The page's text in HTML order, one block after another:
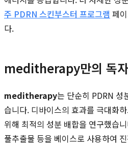
주 PDRN 스킨부스터 프로그램 페
다.
meditherapy만의 독자
meditherapy는 단순히 PDRN 성
습니다. 디바이스의 효과를 극대화
위해 최적의 성분 배합을 연구했습
풀추출물 등을 베이스로 사용하여